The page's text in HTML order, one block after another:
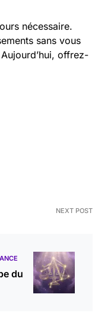
nécessaire.
sans vous
offrez-
NEXT POST
du